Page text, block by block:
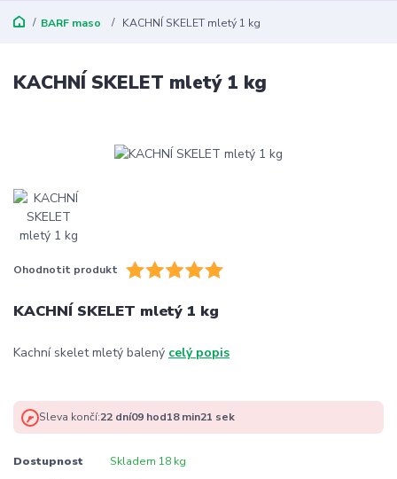
BARF maso KACHNÍ SKELET mletý 1 kg
KACHNÍ SKELET mletý 1 kg
Ohodnotit produkt
KACHNÍ SKELET mletý 1 kg
Kachní skelet mletý balený celý popis
Sleva končí:22 dní09hod18min21 sek
Dostupnost Skladem 18 kg